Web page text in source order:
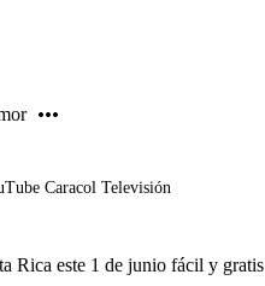
Caracol Televisión
Rica este 1 de junio fácil y gratis